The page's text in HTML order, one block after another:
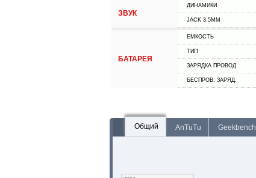
ЗВУК
ДИНАМИКИ
JACK 3.5MM
БАТАРЕЯ
ЕМКОСТЬ
ТИП
ЗАРЯДКА ПРОВОД
БЕСПРОВ. ЗАРЯД.
Общий AnTuTu Geekbench